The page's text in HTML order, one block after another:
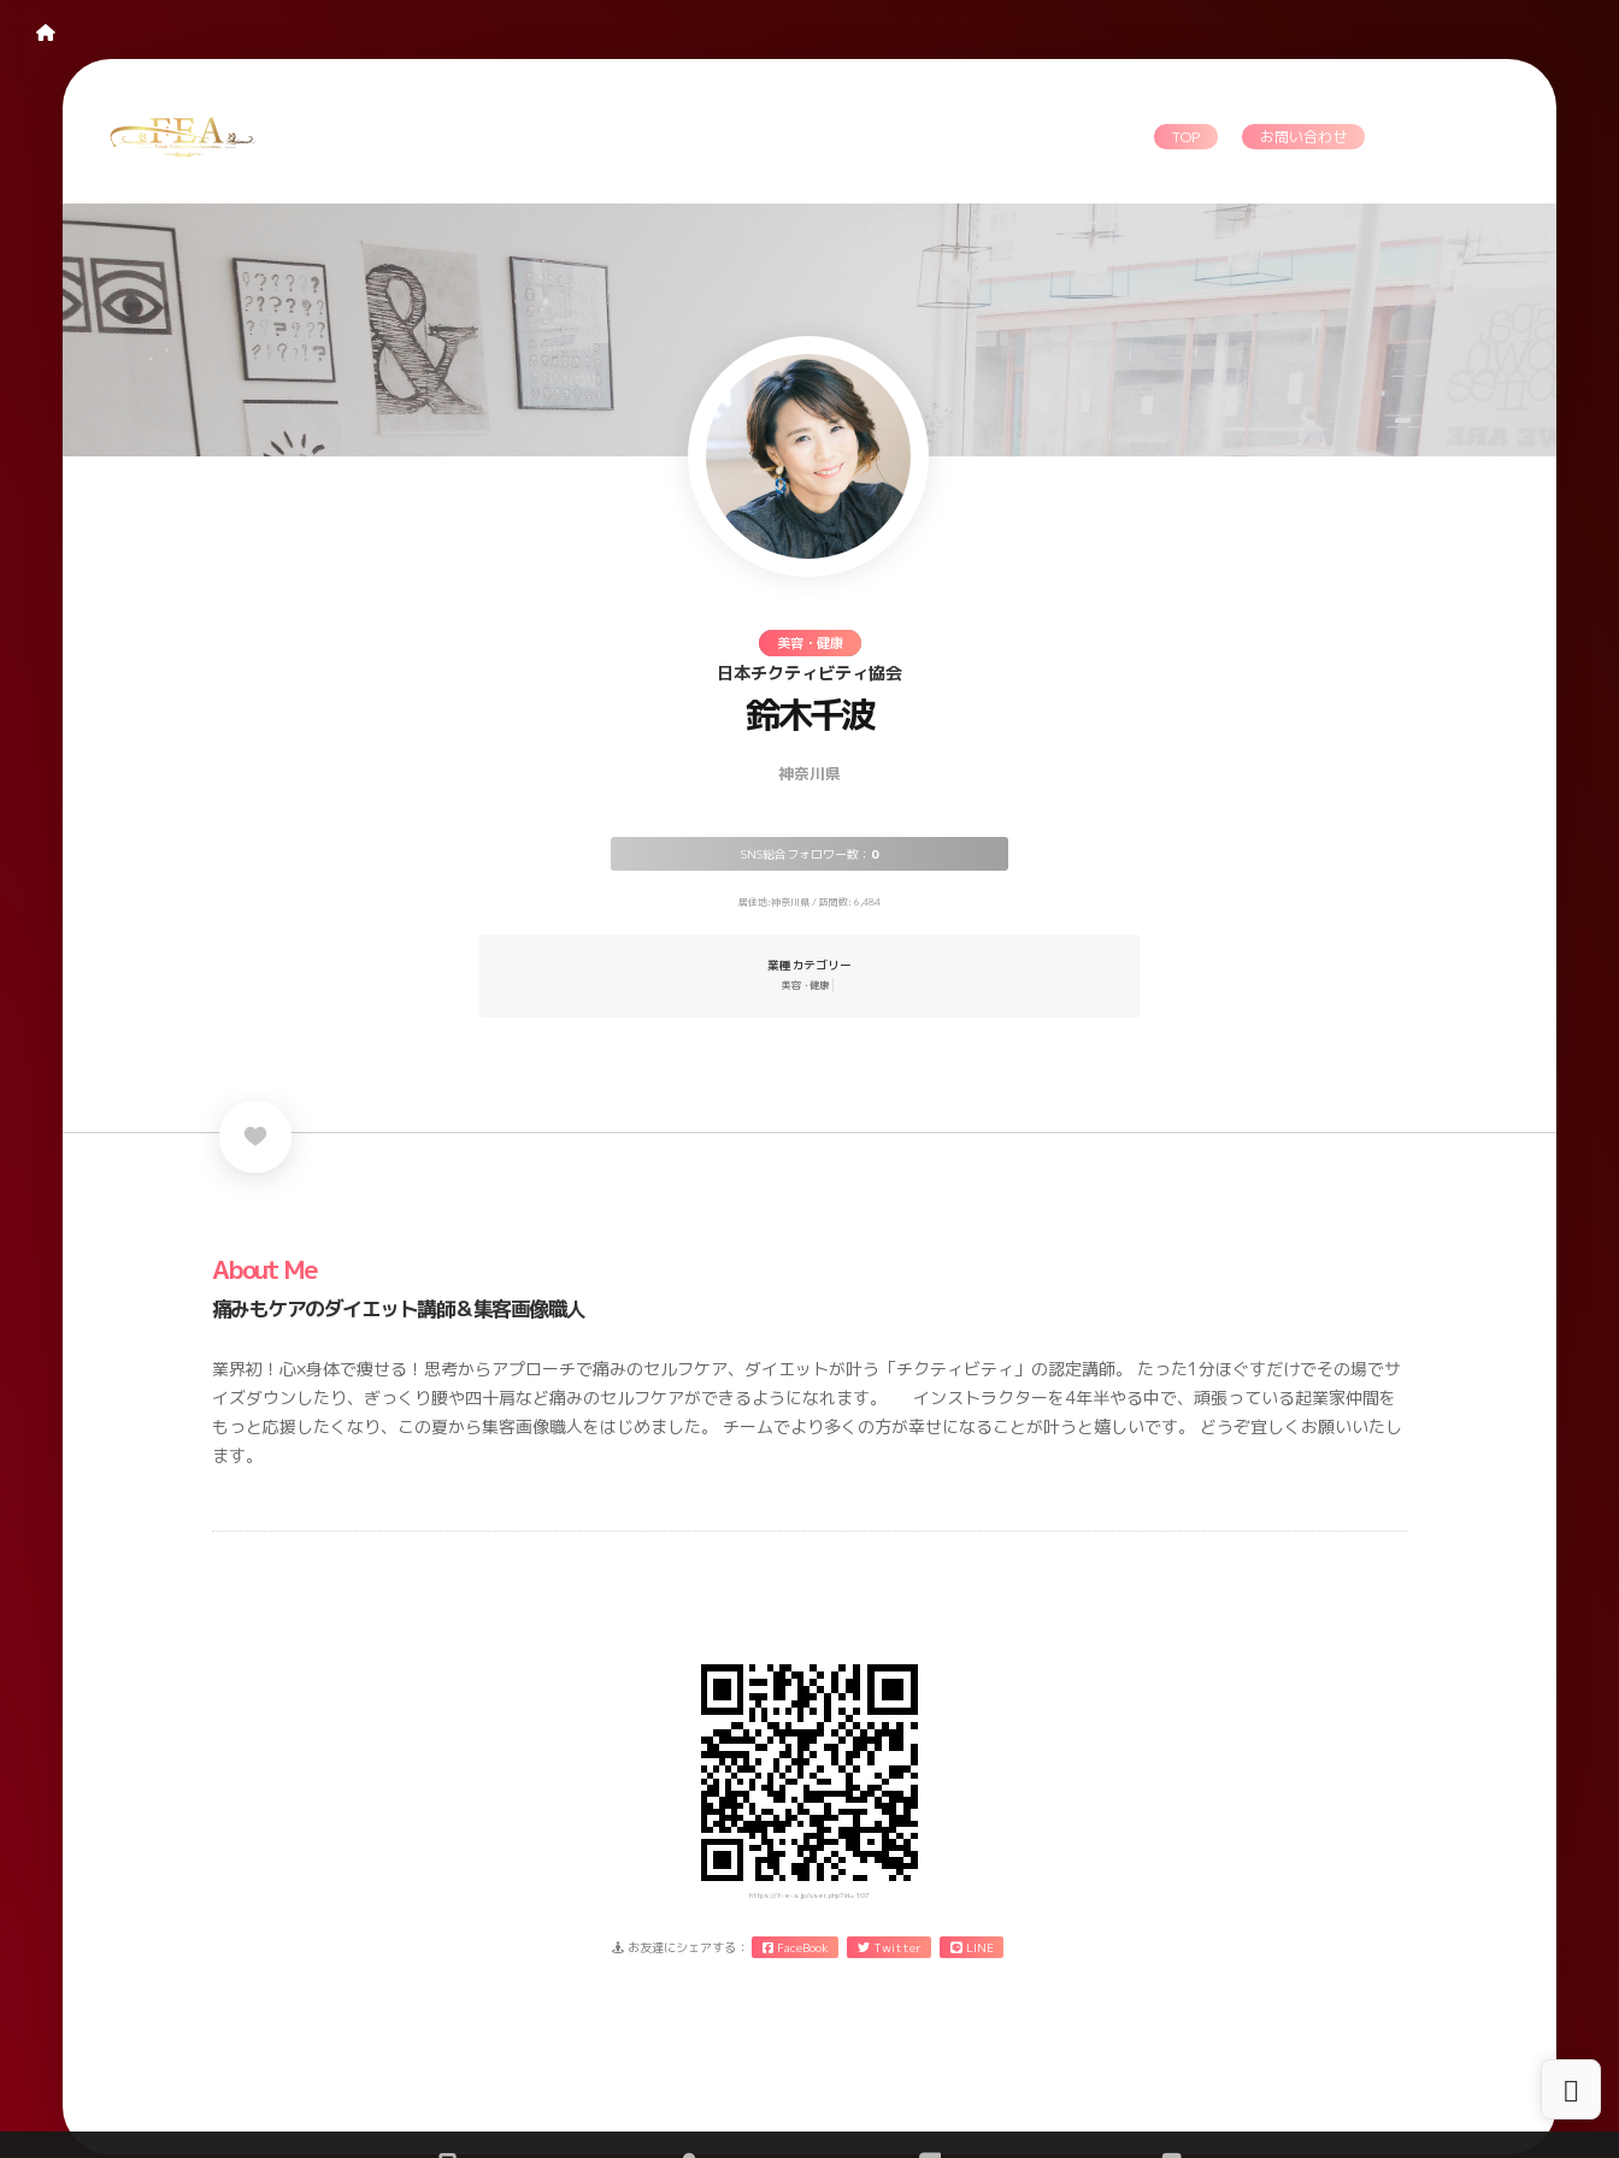
TOP お問い合わせ
美容・健康
日本チクティビティ協会
鈴木千波
神奈川県
SNS総合フォロワー数： 0
居住地:神奈川県 / 訪問数: 6,484
業種カテゴリー
美容・健康
About Me
痛みもケアのダイエット講師＆集客画像職人
業界初！心×身体で痩せる！思考からアプローチで痛みのセルフケア、ダイエットが叶う「チクティビティ」の認定講師。 たった1分ほぐすだけでその場でサ
イズダウンしたり、ぎっくり腰や四十肩など痛みのセルフケアができるようになれます。 インストラクターを4年半やる中で、頑張っている起業家仲間を
もっと応援したくなり、この夏から集客画像職人をはじめました。 チームでより多くの方が幸せになることが叶うと嬉しいです。 どうぞ宜しくお願いいたし
ます。
https://f-e-a.jp/user.php?id=107
お友達にシェアする： FaceBook Twitter LINE